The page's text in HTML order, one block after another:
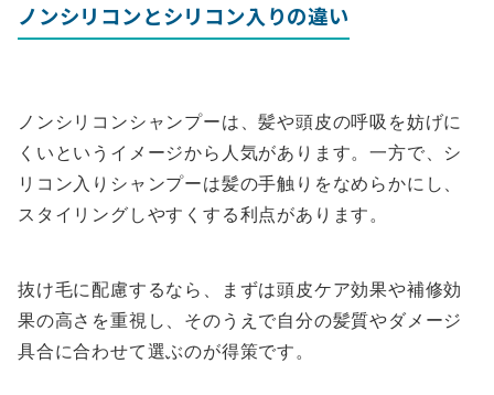
ノンシリコンとシリコン入りの違い
ノンシリコンシャンプーは、髪や頭皮の呼吸を妨げに
くいというイメージから人気があります。一方で、シ
リコン入りシャンプーは髪の手触りをなめらかにし、
スタイリングしやすくする利点があります。
抜け毛に配慮するなら、まずは頭皮ケア効果や補修効
果の高さを重視し、そのうえで自分の髪質やダメージ
具合に合わせて選ぶのが得策です。